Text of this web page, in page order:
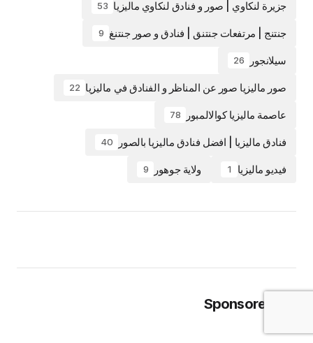
جزيرة لنكاوي | صور و فنادق لنكاوي ماليزيا 53
جنتنج | مرتفعات جنتنق | فنادق و صور جنتنغ 9
سيلانجور 26
صور ماليزيا صور عن المناظر و الفنادق في ماليزيا 22
عاصمة ماليزيا كوالالمبور 78
فنادق ماليزيا | افضل فنادق ماليزيا بالصور 40
فيديو ماليزيا 1 ولاية جوهور 9
Sponsored Ad